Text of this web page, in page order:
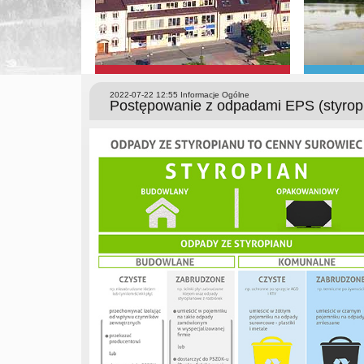
2022-07-22 12:55 Informacje Ogólne
Postępowanie z odpadami EPS